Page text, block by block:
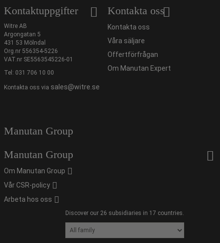
Kontaktuppgifter
Witre AB
Argongatan 5
431 53 Mölndal
Org.nr 556354-5226
VAT.nr SE5563545226-01
Tel: 031 706 10 00
Kontakta oss via sales@witre.se
Kontakta oss
Kontakta oss
Våra säljare
Offertförfrågan
Om Manutan Expert
Manutan Group
Manutan Group
Om Manutan Group
Vår CSR-policy
Arbeta hos oss
Discover our 26 subsidiaries in 17 countries.